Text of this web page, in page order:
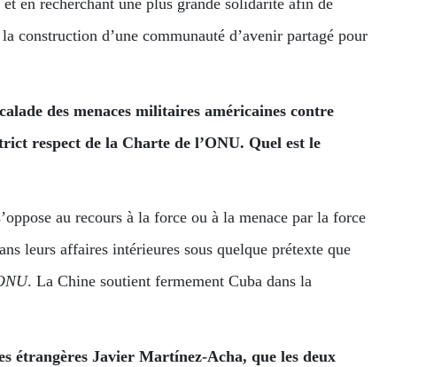
construction d’une communauté d’avenir partagé pour
des menaces militaires américaines contre
respect de la Charte de l’ONU. Quel est le
au recours à la force ou à la menace par la force
leurs affaires intérieures sous quelque prétexte que
. La Chine soutient fermement Cuba dans la
étrangères Javier Martínez-Acha, que les deux